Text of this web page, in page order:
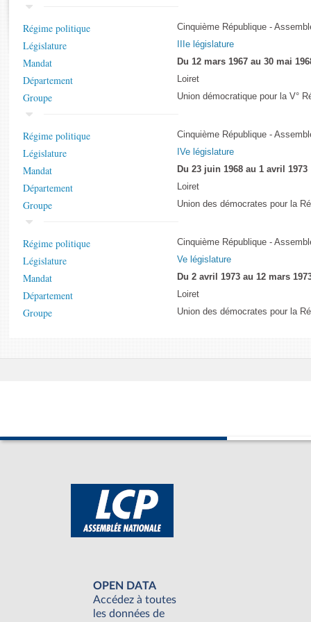
Rapports sur l'application des lois
Régime politique Cinquième République -
Législature IIIe législature
Mandat Du 12 mars 1967 au 30 mai
Département Loiret
Groupe Union démocratique pour la V°
Régime politique Cinquième République -
Législature IVe législature
Mandat Du 23 juin 1968 au 1 avril 1973
Département Loiret
Groupe Union des démocrates pour la
Régime politique Cinquième République -
Législature Ve législature
Mandat Du 2 avril 1973 au 12 mars
Département Loiret
Groupe Union des démocrates pour la
OPEN DATA
Accédez à toutes
les données de